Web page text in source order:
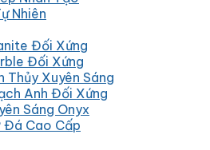
Nhiên
Đối Xứng
Đối Xứng
Thủy Xuyên Sáng
Anh Đối Xứng
Sáng Onyx
Đá Cao Cấp